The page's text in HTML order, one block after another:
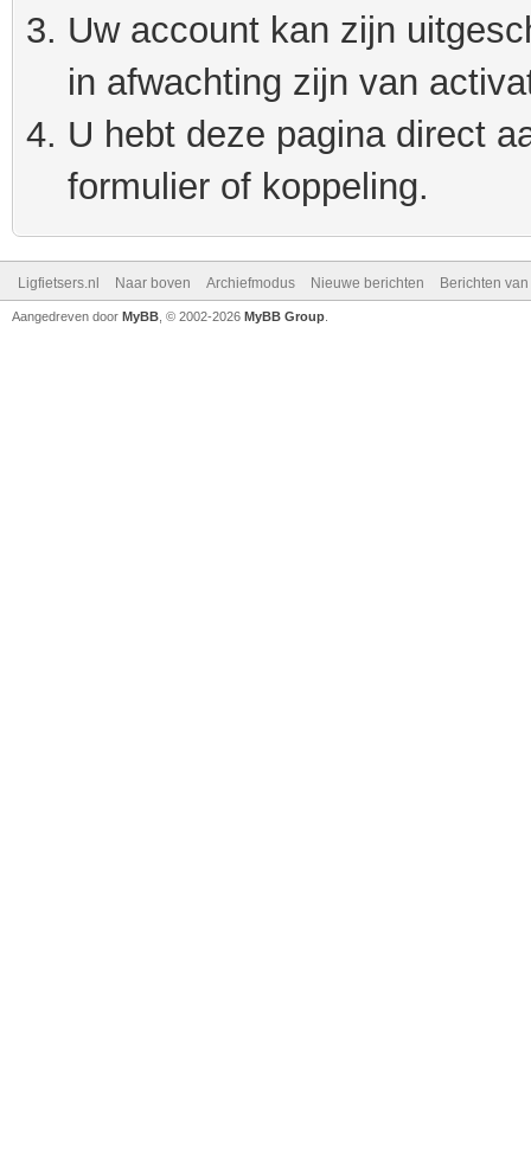
Uw account kan zijn
in afwachting zijn van
U hebt deze pagina direct
formulier of koppeling.
Ligfietsers.nl Naar boven Archiefmodus Nieuwe berichten Berichten
Aangedreven door MyBB , © 2002-2026 MyBB Group